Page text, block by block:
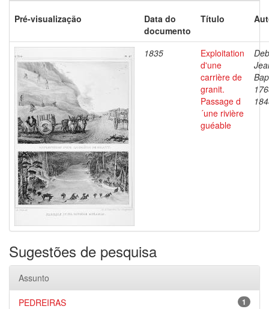
Pré-visualização
Data do
documento
Título
1835
Exploitation
d'une
carrière de
granit.
Passage d
´une rivière
guéable
Sugestões de pesquisa
Assunto
1
PEDREIRAS